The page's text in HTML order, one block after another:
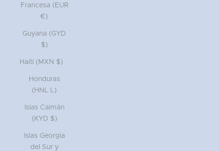
Francesa (EUR
€)
Guyana (GYD
$)
Haití (MXN $)
Honduras
(HNL L)
Islas Caimán
(KYD $)
Islas Georgia
del Sur y